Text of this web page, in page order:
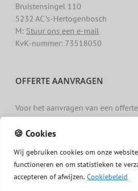
🍪 Cookies
Wij gebruiken cookies om onze website
functioneren en om statistieken te
accepteren of afwijzen. Cookiebeleid
Bruistensingel 110
5232 AC ’s-Hertogenbosch
M: Stuur ons een e-mail
KvK-nummer: 73518050
OFFERTE AANVRAGEN
Voor het aanvragen van een
afspraak gebruikt u het